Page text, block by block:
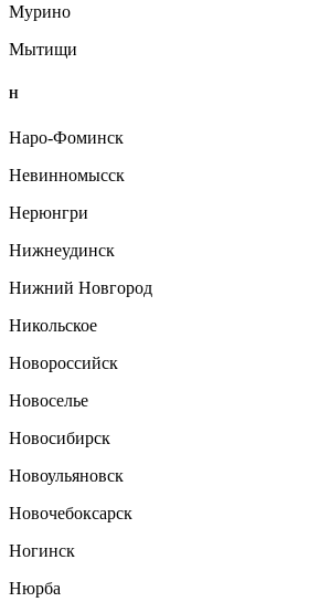
Мурино
Мытищи
Н
Наро-Фоминск
Невинномысск
Нерюнгри
Нижнеудинск
Нижний Новгород
Никольское
Новороссийск
Новоселье
Новосибирск
Новоульяновск
Новочебоксарск
Ногинск
Нюрба